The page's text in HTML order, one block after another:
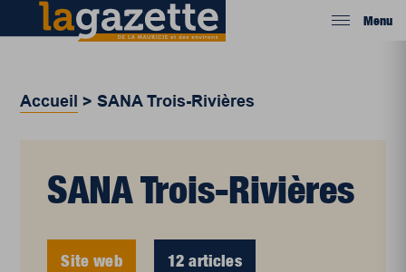
Menu
Accueil >SANA Trois-Rivières
SANA Trois-Rivières
Site web 12 articles